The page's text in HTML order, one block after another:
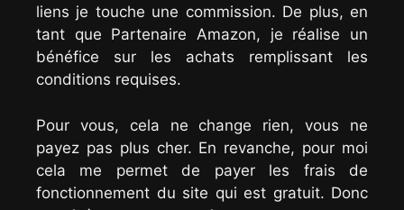
liens je touche une commission. De plus, en
tant que Partenaire Amazon, je réalise un
bénéfice sur les achats remplissant les
conditions requises.
Pour vous, cela ne change rien, vous ne
payez pas plus cher. En revanche, pour moi
cela me permet de payer les frais de
fonctionnement du site qui est gratuit. Donc